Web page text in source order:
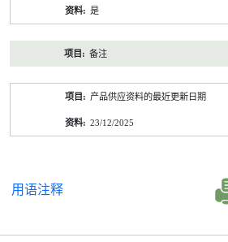
是
备注
产品供应资料的最近更新日期
23/12/2025
用语注释